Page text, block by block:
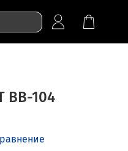
BB-104